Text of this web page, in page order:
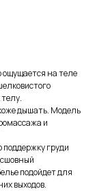
ощущается на теле
дышать. Модель
и
груди
подойдет для
выходов.
картой
раз
6 недель